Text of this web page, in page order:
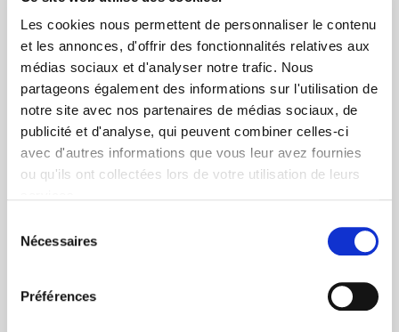
Les cookies nous permettent de personnaliser le contenu
et les annonces, d'offrir des fonctionnalités relatives aux
médias sociaux et d'analyser notre trafic. Nous
partageons également des informations sur l'utilisation de
notre site avec nos partenaires de médias sociaux, de
publicité et d'analyse, qui peuvent combiner celles-ci
avec d'autres informations que vous leur avez fournies
ou qu'ils ont collectées lors de votre utilisation de leurs
Nécessaires
Préférences
+ de 10 ans d'expertise
dans le photovoltaïque